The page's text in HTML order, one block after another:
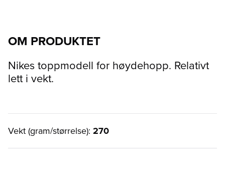
OM PRODUKTET
Nikes toppmodell for høydehopp. Relativt
lett i vekt.
Vekt (gram/størrelse): 270